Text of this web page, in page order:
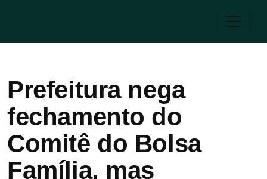
Prefeitura nega
fechamento do
Comitê do Bolsa
Família, mas